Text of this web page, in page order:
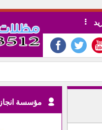
مؤسسة انجاز